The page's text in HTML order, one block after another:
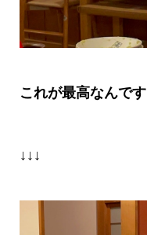
これが最高なんです
↓↓↓